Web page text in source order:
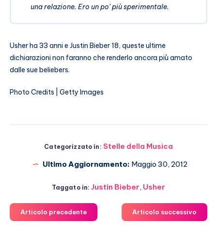
una relazione. Ero un po’ più sperimentale.
Usher ha 33 anni e Justin Bieber 18, queste ultime
dichiarazioni non faranno che renderlo ancora più amato
dalle sue beliebers.
Photo Credits | Getty Images
Categorizzato in: Stelle della Musica
Ultimo Aggiornamento: Maggio 30, 2012
Taggato in: Justin Bieber, Usher
Articolo precedente Articolo successivo